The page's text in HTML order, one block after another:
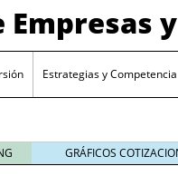
Empresas
Estrategias y Competencia
GRÁFICOS